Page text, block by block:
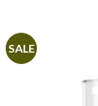
SALE